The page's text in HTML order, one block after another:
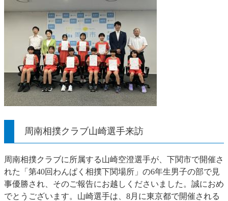
周南相撲クラブ山崎選手来訪
周南相撲クラブに所属する山崎空澄選手が、下関市で開催さ
れた「第40回わんぱく相撲下関場所」の6年生男子の部で見
事優勝され、そのご報告にお越しくださいました。誠におめ
でとうございます。山崎選手は、8月に東京都で開催される